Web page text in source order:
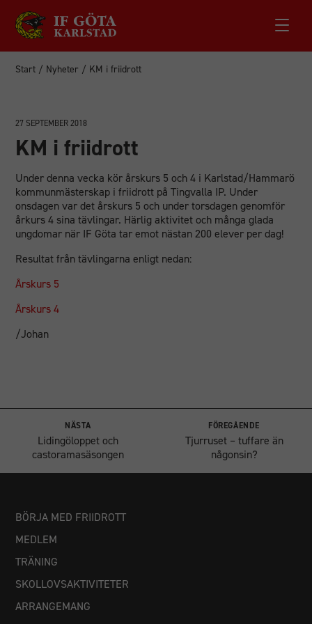
Start / Nyheter / KM i friidrott
27 SEPTEMBER 2018
KM i friidrott
Under denna vecka kör årskurs 5 och 4 i Karlstad/Hammarö
kommunmästerskap i friidrott på Tingvalla IP. Under
onsdagen var det årskurs 5 och under torsdagen genomför
årkurs 4 sina tävlingar. Härlig aktivitet och många glada
ungdomar när IF Göta tar emot nästan 200 elever per dag!
Resultat från tävlingarna enligt nedan:
Årskurs 5
Årskurs 4
/Johan
NÄSTA
Lidingöloppet och
castoramasäsongen
FÖREGÅENDE
Tjurruset – tuffare än
någonsin?
BÖRJA MED FRIIDROTT
MEDLEM
TRÄNING
SKOLLOVSAKTIVITETER
ARRANGEMANG